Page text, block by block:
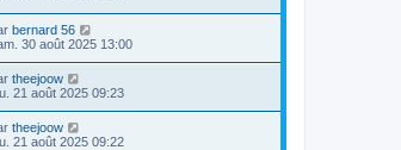
bernard 56
30 août 2025 13:00
theejoow
21 août 2025 09:23
theejoow
21 août 2025 09:22